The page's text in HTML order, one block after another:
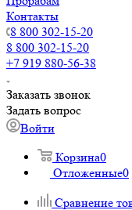
Контакты
8 800 302-15-20
8 800 302-15-20
+7 919 880-56-38
Заказать звонок
Задать вопрос
Войти
Корзина0
Отложенные0
Сравнение